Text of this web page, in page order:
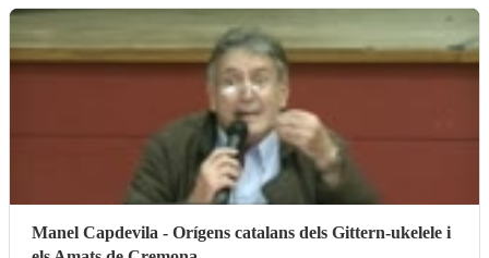
Manel Capdevila - Orígens catalans dels Gittern-ukelele i